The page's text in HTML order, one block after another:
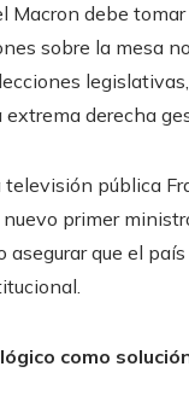
Macron debe
sobre la mesa
derecha
televisión pública
primer
asegurar que el
como